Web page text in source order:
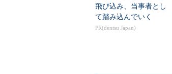
飛び込み、当事者とし
て踏み込んでいく
PR(dentsu Japan)